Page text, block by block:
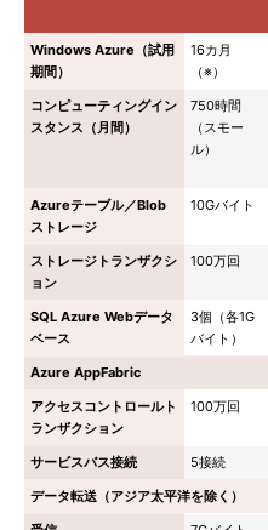
Windows Azure（試用
期間）
16カ月
（※）
コンピューティングイン
スタンス（月間）
750時間
（スモー
ル）
Azureテーブル／Blob
ストレージ
10Gバイト
ストレージトランザクシ
ョン
100万回
SQL Azure Webデータ
ベース
3個（各1G
バイト）
Azure AppFabric
アクセスコントロールト
ランザクション
100万回
サービスバス接続 5接続
データ転送（アジア太平洋を除く）